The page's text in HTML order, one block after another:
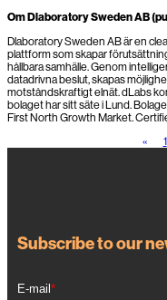
Om Dlaboratory Sweden AB
Dlaboratory Sweden AB är en
plattform som skapar
hållbara samhälle. Genom
datadrivna beslut, skapas
motståndskraftigt elnät. dLabs
bolaget har sitt säte i Lund.
First North Growth Market.
«
1
Subscribe to our